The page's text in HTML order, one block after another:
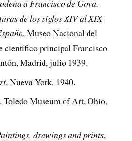
a Francisco de Goya.
de los siglos XIV al XIX
, Museo Nacional del
científico principal Francisco
Madrid, julio 1939.
, Nueva York, 1940.
, Toledo Museum of Art, Ohio,
drawings and prints,